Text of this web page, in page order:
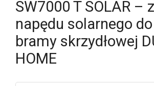
SW7000 T SOLAR –
napędu solarnego
bramy skrzydłowej
HOME